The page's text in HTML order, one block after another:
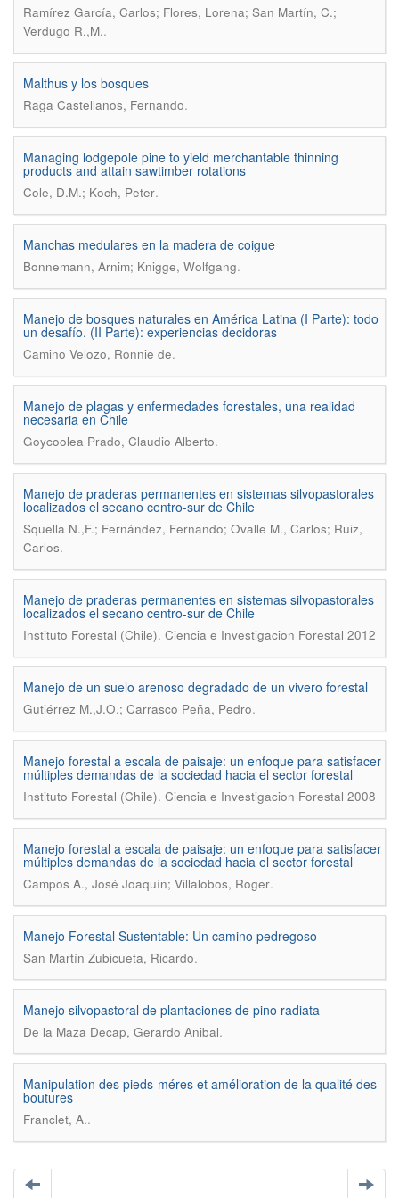
Ramírez García, Carlos; Flores, Lorena; San Martín, C.;
Verdugo R.,M..
Malthus y los bosques
Raga Castellanos, Fernando.
Managing lodgepole pine to yield merchantable thinning
products and attain sawtimber rotations
Cole, D.M.; Koch, Peter.
Manchas medulares en la madera de coigue
Bonnemann, Arnim; Knigge, Wolfgang.
Manejo de bosques naturales en América Latina (I Parte): todo
un desafío. (II Parte): experiencias decidoras
Camino Velozo, Ronnie de.
Manejo de plagas y enfermedades forestales, una realidad
necesaria en Chile
Goycoolea Prado, Claudio Alberto.
Manejo de praderas permanentes en sistemas silvopastorales
localizados el secano centro-sur de Chile
Squella N.,F.; Fernández, Fernando; Ovalle M., Carlos; Ruiz,
Carlos.
Manejo de praderas permanentes en sistemas silvopastorales
localizados el secano centro-sur de Chile
Instituto Forestal (Chile). Ciencia e Investigacion Forestal 2012
Manejo de un suelo arenoso degradado de un vivero forestal
Gutiérrez M.,J.O.; Carrasco Peña, Pedro.
Manejo forestal a escala de paisaje: un enfoque para satisfacer
múltiples demandas de la sociedad hacia el sector forestal
Instituto Forestal (Chile). Ciencia e Investigacion Forestal 2008
Manejo forestal a escala de paisaje: un enfoque para satisfacer
múltiples demandas de la sociedad hacia el sector forestal
Campos A., José Joaquín; Villalobos, Roger.
Manejo Forestal Sustentable: Un camino pedregoso
San Martín Zubicueta, Ricardo.
Manejo silvopastoral de plantaciones de pino radiata
De la Maza Decap, Gerardo Anibal.
Manipulation des pieds-méres et amélioration de la qualité des
boutures
Franclet, A..